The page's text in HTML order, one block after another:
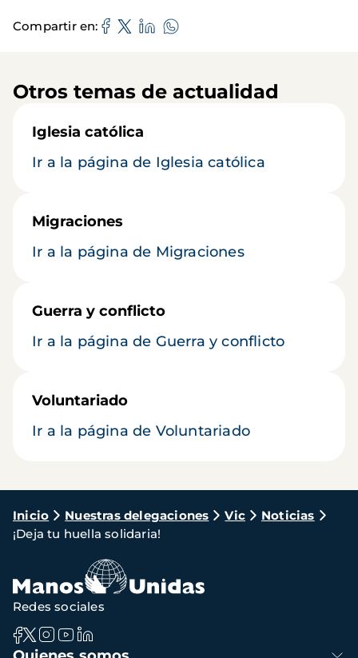
Compartir en
Otros temas de actualidad
Iglesia católica
Ir a la página de Iglesia católica
Migraciones
Ir a la página de Migraciones
Guerra y conflicto
Ir a la página de Guerra y conflicto
Voluntariado
Ir a la página de Voluntariado
Ruta
de
navegación
Inicio Nuestras delegaciones Vic
Noticias
¡Deja tu huella solidaria!
Navegación
Redes sociales